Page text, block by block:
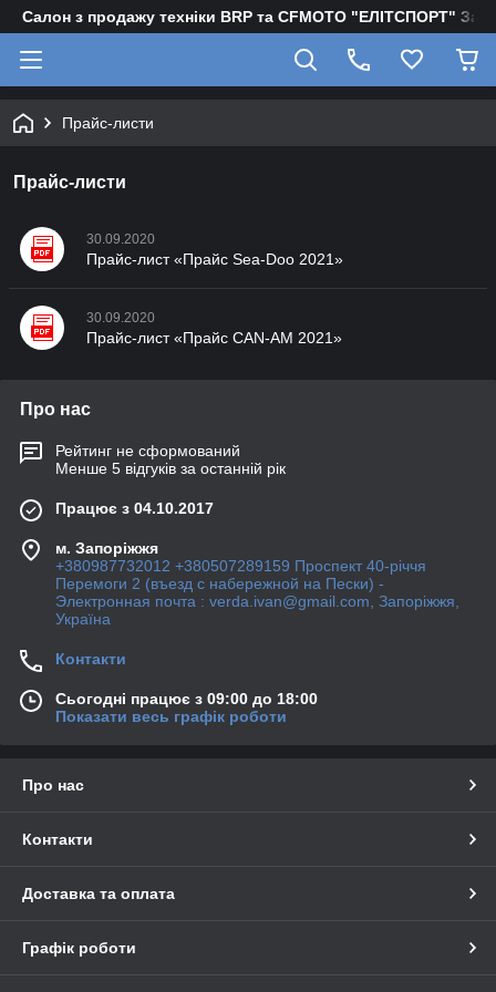
Салон з продажу техніки BRP та CFMOTO "EЛІТСПОРТ"
Прайс-листи
Прайс-листи
30.09.2020
Прайс-лист «Прайс Sea-Doo 2021»
30.09.2020
Прайс-лист «Прайс CAN-AM 2021»
Про нас
Рейтинг не сформований
Менше 5 відгуків за останній рік
Працює з 04.10.2017
м. Запоріжжя
+380987732012 +380507289159 Проспект 40-рiччя
Перемоги 2 (въезд с набережной на Пески) -
Электронная почта : verda.ivan@gmail.com, Запоріжжя,
Україна
Контакти
Сьогодні працює з 09:00 до 18:00
Показати весь графік роботи
Про нас
Контакти
Доставка та оплата
Графік роботи